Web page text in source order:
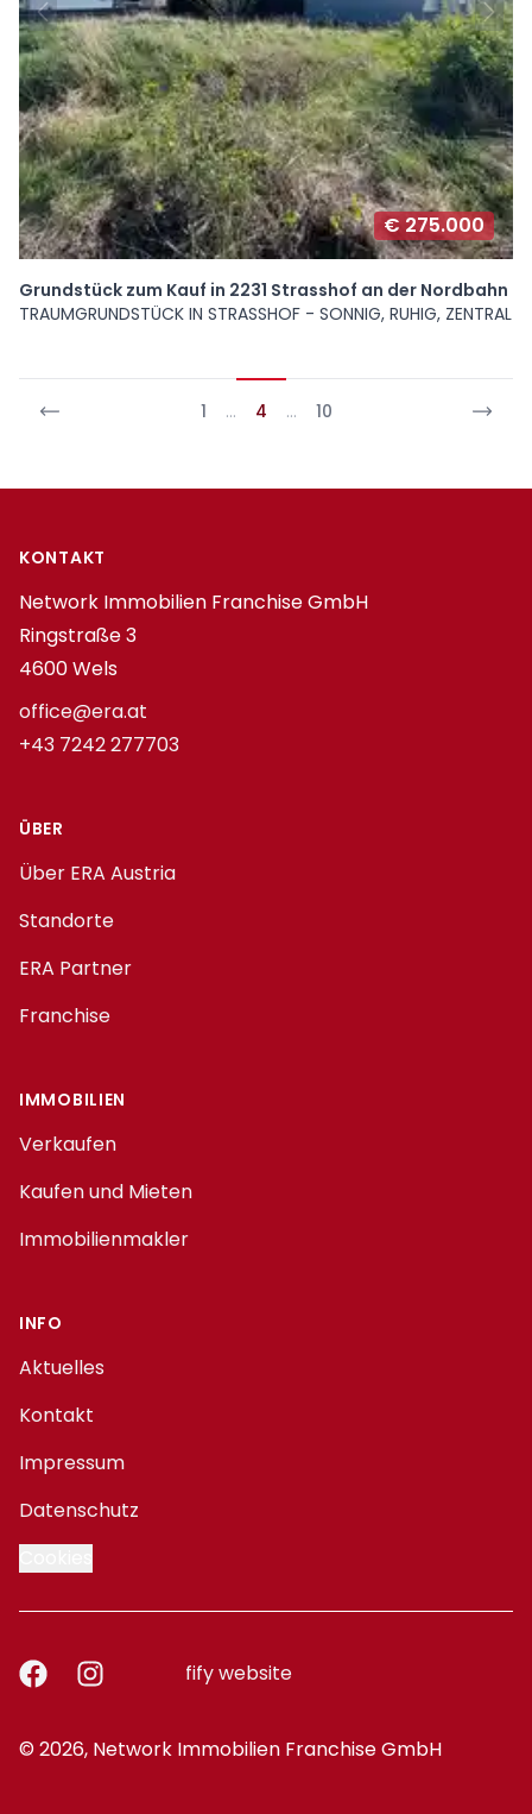
€ 275.000
Grundstück zum Kauf in 2231 Strasshof an der Nordbahn
TRAUMGRUNDSTÜCK IN STRASSHOF - SONNIG, RUHIG, ZENTRAL
1 … 4 … 10
Footer
KONTAKT
Network Immobilien Franchise GmbH
Ringstraße 3
4600 Wels
office@era.at
+43 7242 277703
ÜBER
Über ERA Austria
Standorte
ERA Partner
Franchise
IMMOBILIEN
Verkaufen
Kaufen und Mieten
Immobilienmakler
INFO
Aktuelles
Kontakt
Impressum
Datenschutz
FacebookInstagram fify website
© 2026, Network Immobilien Franchise GmbH